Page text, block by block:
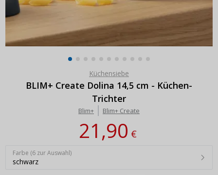
Küchensiebe
BLIM+ Create Dolina 14,5 cm - Küchen-
Trichter
Blim+ Blim+ Create
21,90€
Farbe (6 zur Auswahl)
schwarz